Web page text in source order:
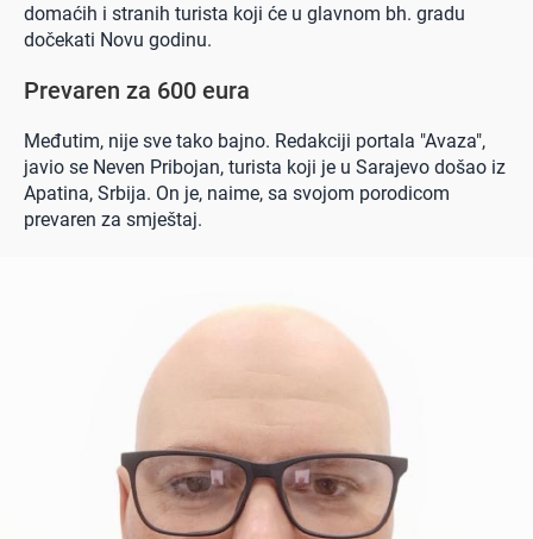
domaćih i stranih turista koji će u glavnom bh. gradu
dočekati Novu godinu.
Prevaren za 600 eura
Međutim, nije sve tako bajno. Redakciji portala "Avaza",
javio se Neven Pribojan, turista koji je u Sarajevo došao iz
Apatina, Srbija. On je, naime, sa svojom porodicom
prevaren za smještaj.